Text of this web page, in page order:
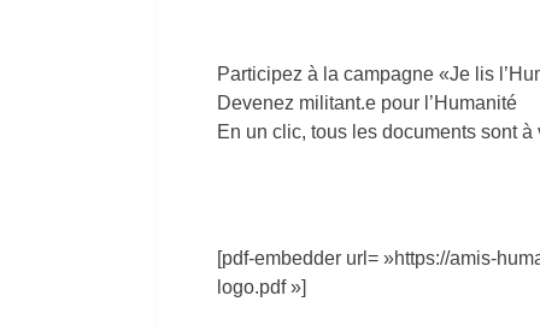
Participez à la campagne «Je lis
Devenez militant.e pour l’Humanité
En un clic, tous les documents sont
[pdf-embedder url= »https://amis-
logo.pdf »]